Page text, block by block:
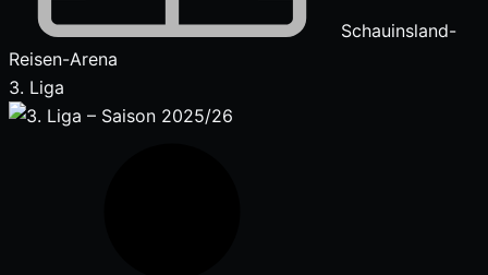
Schauinsland-
Reisen-Arena
3. Liga